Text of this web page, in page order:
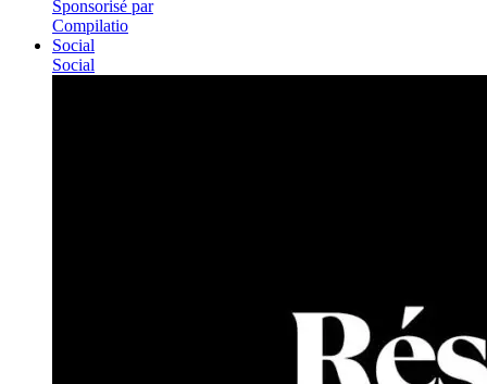
Sponsorisé par
Compilatio
Social
Social